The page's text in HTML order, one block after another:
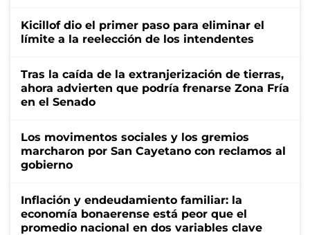
Kicillof dio el primer paso para eliminar el
límite a la reelección de los intendentes
Tras la caída de la extranjerización de tierras,
ahora advierten que podría frenarse Zona Fría
en el Senado
Los movimentos sociales y los gremios
marcharon por San Cayetano con reclamos al
gobierno
Inflación y endeudamiento familiar: la
economía bonaerense está peor que el
promedio nacional en dos variables clave